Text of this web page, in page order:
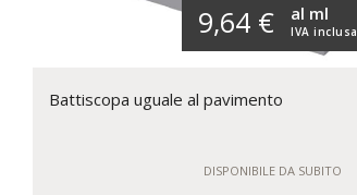
9,64 € IVA inclusa
al ml
Battiscopa uguale al pavimento
DISPONIBILE DA SUBITO